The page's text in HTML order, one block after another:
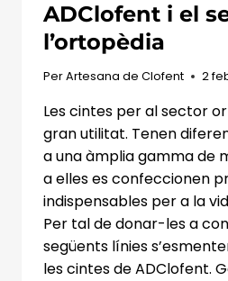
ADClofent i el
l’ortopèdia
PerArtesana de Clofent 2
Les cintes per al sector
gran utilitat. Tenen
a una àmplia gamma de
a elles es confeccionen
indispensables per a la
Per tal de donar-les a
següents línies
les cintes de ADClofent.